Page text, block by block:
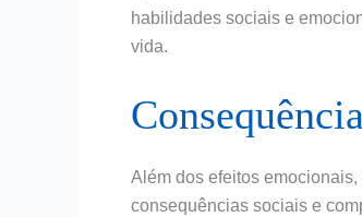
habilidades sociais e
vida.
Além dos efeitos
consequências sociais e